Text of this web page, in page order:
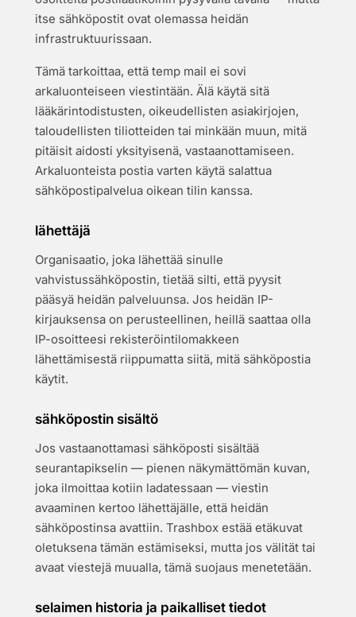
itse sähköpostit ovat olemassa heidän
infrastruktuurissaan.
Tämä tarkoittaa, että temp mail ei sovi
arkaluonteiseen viestintään. Älä käytä sitä
lääkärintodistusten, oikeudellisten asiakirjojen,
taloudellisten tiliotteiden tai minkään muun, mitä
pitäisit aidosti yksityisenä, vastaanottamiseen.
Arkaluonteista postia varten käytä salattua
sähköpostipalvelua oikean tilin kanssa.
lähettäjä
Organisaatio, joka lähettää sinulle
vahvistussähköpostin, tietää silti, että pyysit
pääsyä heidän palveluunsa. Jos heidän IP-
kirjauksensa on perusteellinen, heillä saattaa olla
IP-osoitteesi rekisteröintilomakkeen
lähettämisestä riippumatta siitä, mitä sähköpostia
käytit.
sähköpostin sisältö
Jos vastaanottamasi sähköposti sisältää
seurantapikselin — pienen näkymättömän kuvan,
joka ilmoittaa kotiin ladatessaan — viestin
avaaminen kertoo lähettäjälle, että heidän
sähköpostinsa avattiin. Trashbox estää etäkuvat
oletuksena tämän estämiseksi, mutta jos välität tai
avaat viestejä muualla, tämä suojaus menetetään.
selaimen historia ja paikalliset tiedot